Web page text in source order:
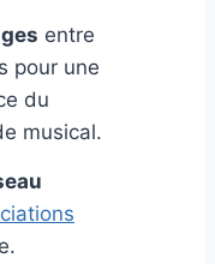
entre
pour une
du
musical.